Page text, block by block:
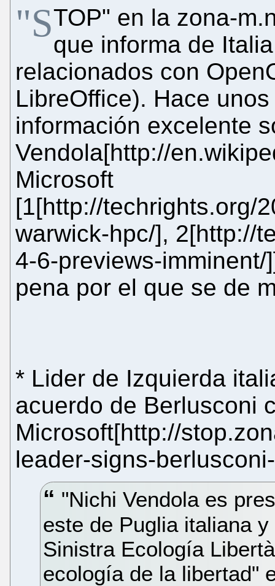
"STOP" en la zona-
que informa de
relacionados con
LibreOffice). Hace
información excelente
Vendola[http://
Microsoft
[1[http://techrights.org/
warwick-hpc/], 2[http://
4-6-previews-
pena por el que se de
* Lider de Izquierda
acuerdo de Berlusconi
Microsoft[http://
leader-signs-
"Nichi Vendola es
este de Puglia italiana
Sinistra Ecología
ecología de la libertad"